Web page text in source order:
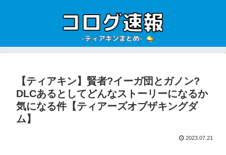
【ティアキン】賢者?イーガ団とガノン?
DLCあるとしてどんなストーリーになるか
気になる件【ティアーズオブザキングダ
ム】
2023.07.21